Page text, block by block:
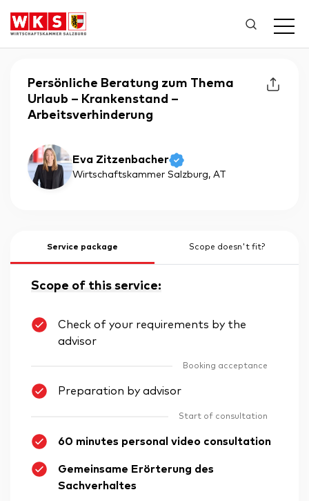
Persönliche Beratung zum Thema
Urlaub – Krankenstand –
Arbeitsverhinderung
Eva Zitzenbacher
Wirtschaftskammer Salzburg, AT
Service package Scope doesn't fit?
Scope of this service:
Check of your requirements by the
advisor
Booking acceptance
Preparation by advisor
Start of consultation
60 minutes personal video consultation
Gemeinsame Erörterung des
Sachverhaltes